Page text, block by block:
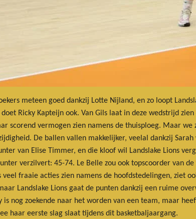
meteen goed dankzij Lotte Nijland, en zo loopt
Ricky Kapteijn ook. Van Gils laat in deze wedstrijd
scorend vermogen zien namens de thuisploeg. Maar
De ballen vallen makkelijker, veelal dankzij
van Elise Timmer, en die kloof wil Landslake Lions
verzilvert: 45-74. Le Belle zou ook topscoorder van
veel fraaie acties zien namens de hoofdstedelingen, ziet
Landslake Lions gaat de punten dankzij een ruime
is nog zoekende naar het worden van een team, maar
haar eerste slag slaat tijdens dit basketbaljaargang.